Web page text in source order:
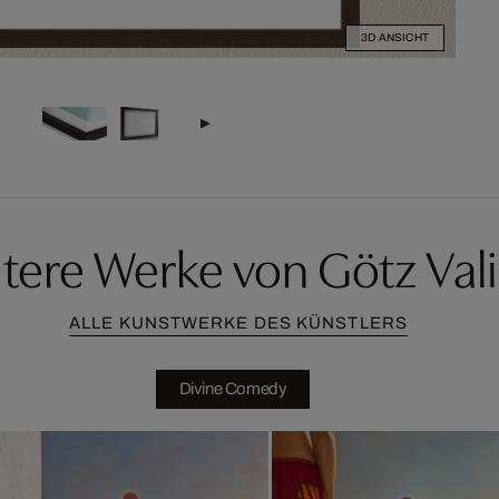
3D ANSICHT
Werke von Götz
ALLE KUNSTWERKE DES KÜNSTLERS
Divine Comedy